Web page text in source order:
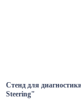
Стенд для
Steering"